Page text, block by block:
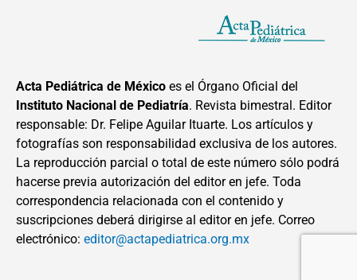
Acta Pediátrica de México es el Órgano Oficial del
Instituto Nacional de Pediatría. Revista bimestral. Editor
responsable: Dr. Felipe Aguilar Ituarte. Los artículos y
fotografías son responsabilidad exclusiva de los autores.
La reproducción parcial o total de este número sólo podrá
hacerse previa autorización del editor en jefe. Toda
correspondencia relacionada con el contenido y
suscripciones deberá dirigirse al editor en jefe. Correo
electrónico: editor@actapediatrica.org.mx